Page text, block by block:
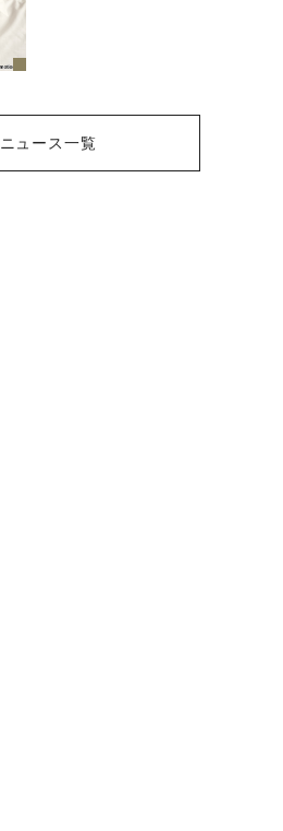
ニュース一覧